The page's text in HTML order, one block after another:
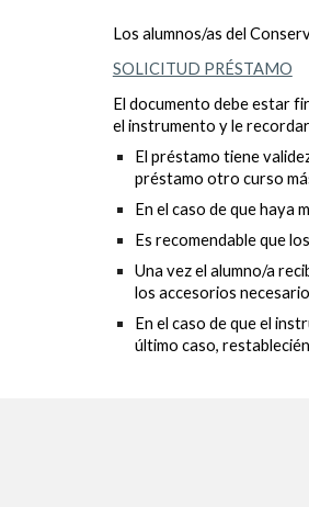
Los alumnos/as del
SOLICITUD PRÉSTAMO
El documento debe estar
el instrumento y le
El préstamo tiene
préstamo otro curso
En el caso de que haya
Es recomendable que
Una vez el alumno/a
los accesorios
En el caso de que el
último caso,